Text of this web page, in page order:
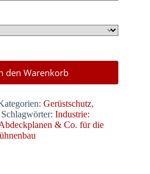
den Warenkorb
Gerüstschutz,
Schlagwörter: Industrie:
& Co. für die